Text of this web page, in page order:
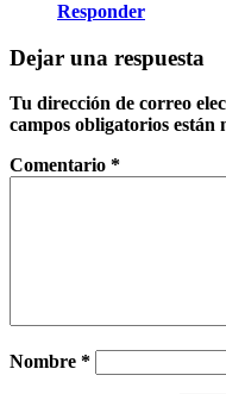
Responder
Dejar una respuesta
Tu dirección de correo
campos obligatorios están
Comentario *
Nombre *